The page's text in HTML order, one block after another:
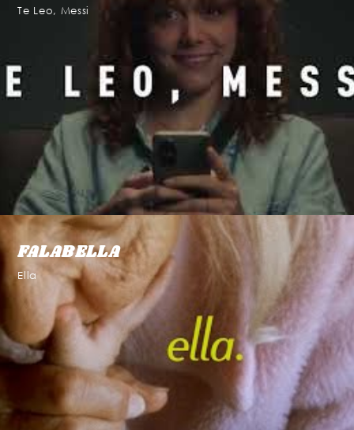
Te Leo, Messi
FALABELLA
Ella